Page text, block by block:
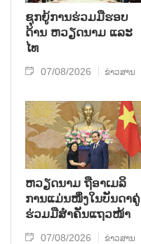
ຊຸກຍູ້ການຮ່ວມມືຮອບ
ດ້ານ ຫວຽດນາມ ແລະ
ໄທ
07/08/2026 ຂ່າວສານ
ຫ​ວຽດ​ນາມ ຖື​ອາ​ເມ​ລິ​
ການ​ແມ່ນ​ໜຶ່ງ​ໃນ​ບັນ​ດາ​ຄູ່​
ຮ່ວມ​ມື​ສຳ​ຄັນ​ແຖວ​ໜ້າ
07/08/2026 ຂ່າວສານ